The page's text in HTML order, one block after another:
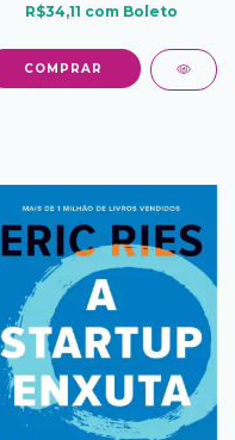
R$34,11 com Boleto